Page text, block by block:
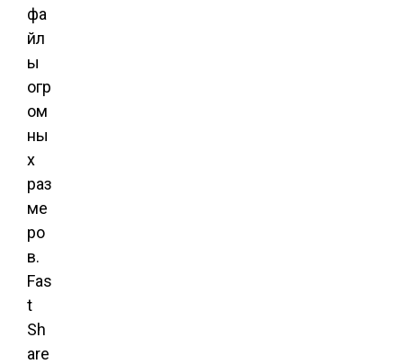
фа
йл
ы
огр
ом
ны
х
раз
ме
ро
в.
Fas
t
Sh
are